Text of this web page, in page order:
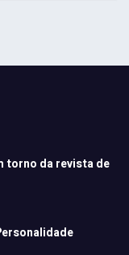
torno da revista de